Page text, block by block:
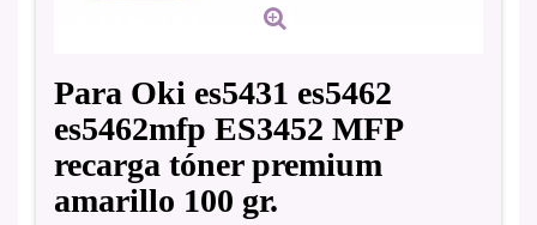
Para Oki es5431 es5462
es5462mfp ES3452 MFP
recarga tóner premium
amarillo 100 gr.